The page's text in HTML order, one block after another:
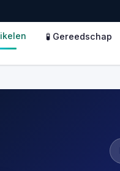
🧪 Gereedschap